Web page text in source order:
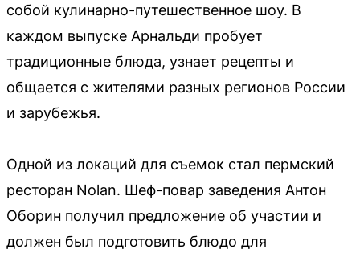
собой кулинарно-путешественное шоу. В
каждом выпуске Арнальди пробует
традиционные блюда, узнает рецепты и
общается с жителями разных регионов России
и зарубежья.
Одной из локаций для съемок стал пермский
ресторан Nolan. Шеф-повар заведения Антон
Оборин получил предложение об участии и
должен был подготовить блюдо для